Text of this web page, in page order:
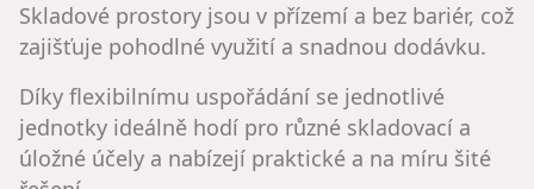
Skladové prostory jsou v přízemí a bez bariér, což
zajišťuje pohodlné využití a snadnou dodávku.
Díky flexibilnímu uspořádání se jednotlivé
jednotky ideálně hodí pro různé skladovací a
úložné účely a nabízejí praktické a na míru šité